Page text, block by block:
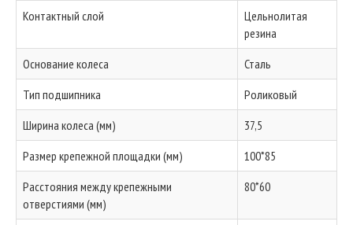
Контактный слой
Цельнолитая
резина
Основание колеса
Сталь
Тип подшипника
Роликовый
Ширина колеса (мм)
37,5
Размер крепежной площадки (мм)
100*85
Расстояния между крепежными
отверстиями (мм)
80*60